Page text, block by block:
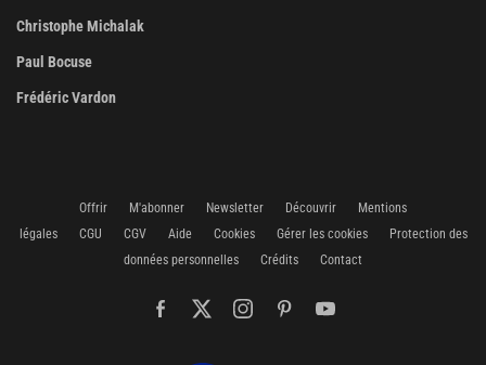
Christophe Michalak
Paul Bocuse
Frédéric Vardon
Offrir M'abonner Newsletter Découvrir
Mentions
légales
CGU CGV Aide Cookies Gérer les cookies
Protection des
données personnelles
Crédits Contact